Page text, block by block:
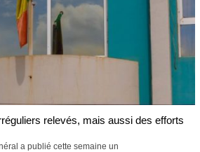
relevés, mais aussi des efforts
a publié cette semaine un